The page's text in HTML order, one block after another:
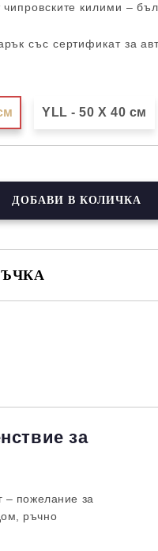
килими –
със сертификат за
YLL - 50 X 40 см
за
– пожелание за
ръчно